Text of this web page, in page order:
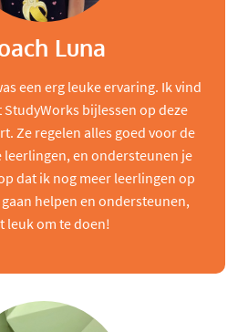
Luna
een erg leuke ervaring. Ik vind
bijlessen op deze
Ze regelen alles goed voor de
leerlingen, en ondersteunen je
dat ik nog meer leerlingen op
helpen en ondersteunen,
leuk om te doen!